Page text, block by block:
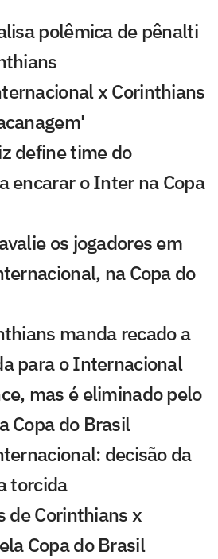
polêmica de pênalti
x Corinthians
define time do
encarar o Inter na Copa
os jogadores em
na Copa do
manda recado a
para o Internacional
mas é eliminado pelo
Copa do Brasil
decisão da
torcida
de Corinthians x
Copa do Brasil